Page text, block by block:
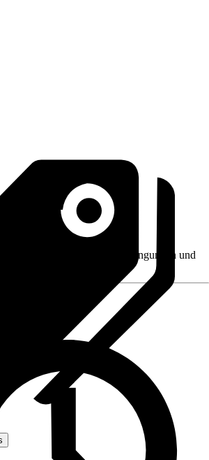
wie z. B. Rückgabebedingungen und
auf den Verkäufernamen.